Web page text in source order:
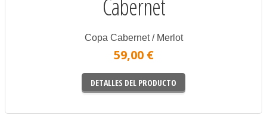
Cabernet
Copa Cabernet / Merlot
59,00 €
DETALLES DEL PRODUCTO